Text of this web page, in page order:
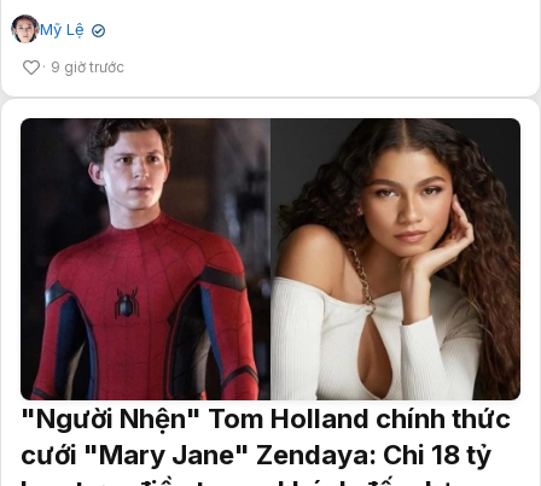
Mỹ Lệ ✔
9 giờ trước
"Người Nhện" Tom Holland chính thức
cưới "Mary Jane" Zendaya: Chi 18 tỷ